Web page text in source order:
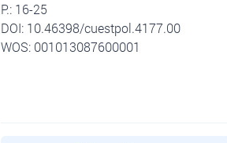
P.: 16-25
DОI: 10.46398/cuestpol.4177.00
WOS: 001013087600001